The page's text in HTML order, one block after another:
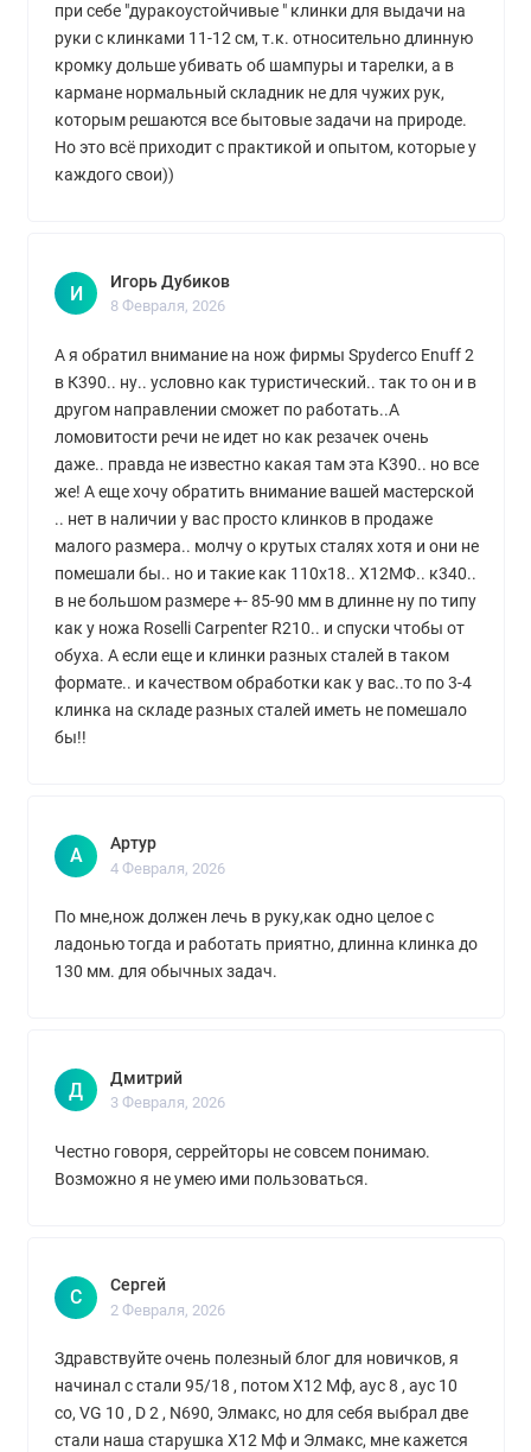
при себе "дуракоустойчивые " клинки для выдачи на
руки с клинками 11-12 см, т.к. относительно длинную
кромку дольше убивать об шампуры и тарелки, а в
кармане нормальный складник не для чужих рук,
которым решаются все бытовые задачи на природе.
Но это всё приходит с практикой и опытом, которые у
каждого свои))
И
Игорь Дубиков
8 Февраля, 2026
А я обратил внимание на нож фирмы Spyderco Enuff 2
в К390.. ну.. условно как туристический.. так то он и в
другом направлении сможет по работать..А
ломовитости речи не идет но как резачек очень
даже.. правда не известно какая там эта К390.. но все
же! А еще хочу обратить внимание вашей мастерской
.. нет в наличии у вас просто клинков в продаже
малого размера.. молчу о крутых сталях хотя и они не
помешали бы.. но и такие как 110х18.. Х12МФ.. к340..
в не большом размере +- 85-90 мм в длинне ну по типу
как у ножа Roselli Carpenter R210.. и спуски чтобы от
обуха. А если еще и клинки разных сталей в таком
формате.. и качеством обработки как у вас..то по 3-4
клинка на складе разных сталей иметь не помешало
бы!!
А
Артур
4 Февраля, 2026
По мне,нож должен лечь в руку,как одно целое с
ладонью тогда и работать приятно, длинна клинка до
130 мм. для обычных задач.
Д
Дмитрий
3 Февраля, 2026
Честно говоря, серрейторы не совсем понимаю.
Возможно я не умею ими пользоваться.
С
Сергей
2 Февраля, 2026
Здравствуйте очень полезный блог для новичков, я
начинал с стали 95/18 , потом Х12 Мф, аус 8 , аус 10
со, VG 10 , D 2 , N690, Элмакс, но для себя выбрал две
стали наша старушка Х12 Мф и Элмакс, мне кажется